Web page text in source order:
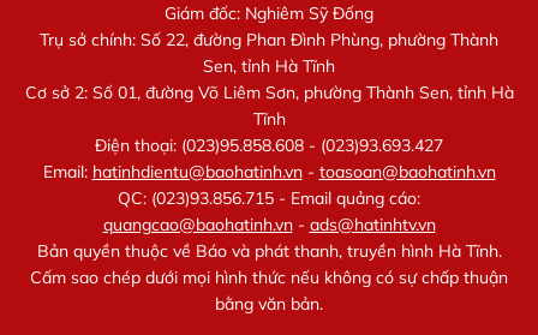
Giám đốc: Nghiêm Sỹ Đống
Trụ sở chính: Số 22, đường Phan Đình Phùng, phường Thành
Sen, tỉnh Hà Tĩnh
Cơ sở 2: Số 01, đường Võ Liêm Sơn, phường Thành Sen, tỉnh Hà
Tĩnh
Điện thoại: (023)95.858.608 - (023)93.693.427
Email: hatinhdientu@baohatinh.vn- toasoan@baohatinh.vn
QC: (023)93.856.715 - Email quảng cáo:
quangcao@baohatinh.vn- ads@hatinhtv.vn
Bản quyền thuộc về Báo và phát thanh, truyền hình Hà Tĩnh.
Cấm sao chép dưới mọi hình thức nếu không có sự chấp thuận
bằng văn bản.